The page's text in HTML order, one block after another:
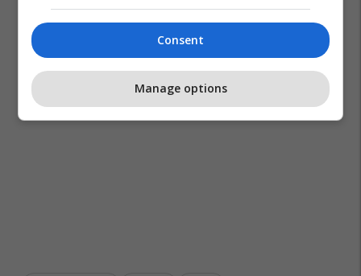
Consent
Manage options